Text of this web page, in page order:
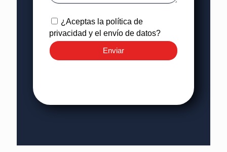
¿Aceptas la política de
privacidad y el envío de datos?
Enviar